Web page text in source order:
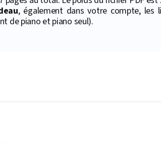
, également dans votre compte, les
de piano et piano seul).